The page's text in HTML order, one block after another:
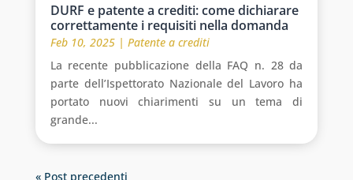
DURF e patente a crediti: come dichiarare
correttamente i requisiti nella domanda
Feb 10, 2025| Patente a crediti
La recente pubblicazione della FAQ n. 28 da
parte dell’Ispettorato Nazionale del Lavoro ha
portato nuovi chiarimenti su un tema di
grande...
« Post precedenti